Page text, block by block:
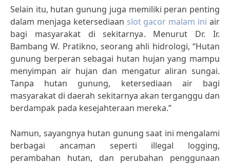
Selain itu, hutan gunung juga memiliki peran penting
dalam menjaga ketersediaan slot gacor malam ini air
bagi masyarakat di sekitarnya. Menurut Dr. Ir.
Bambang W. Pratikno, seorang ahli hidrologi, “Hutan
gunung berperan sebagai hutan hujan yang mampu
menyimpan air hujan dan mengatur aliran sungai.
Tanpa hutan gunung, ketersediaan air bagi
masyarakat di daerah sekitarnya akan terganggu dan
berdampak pada kesejahteraan mereka.”
Namun, sayangnya hutan gunung saat ini mengalami
berbagai ancaman seperti illegal logging,
perambahan hutan, dan perubahan penggunaan